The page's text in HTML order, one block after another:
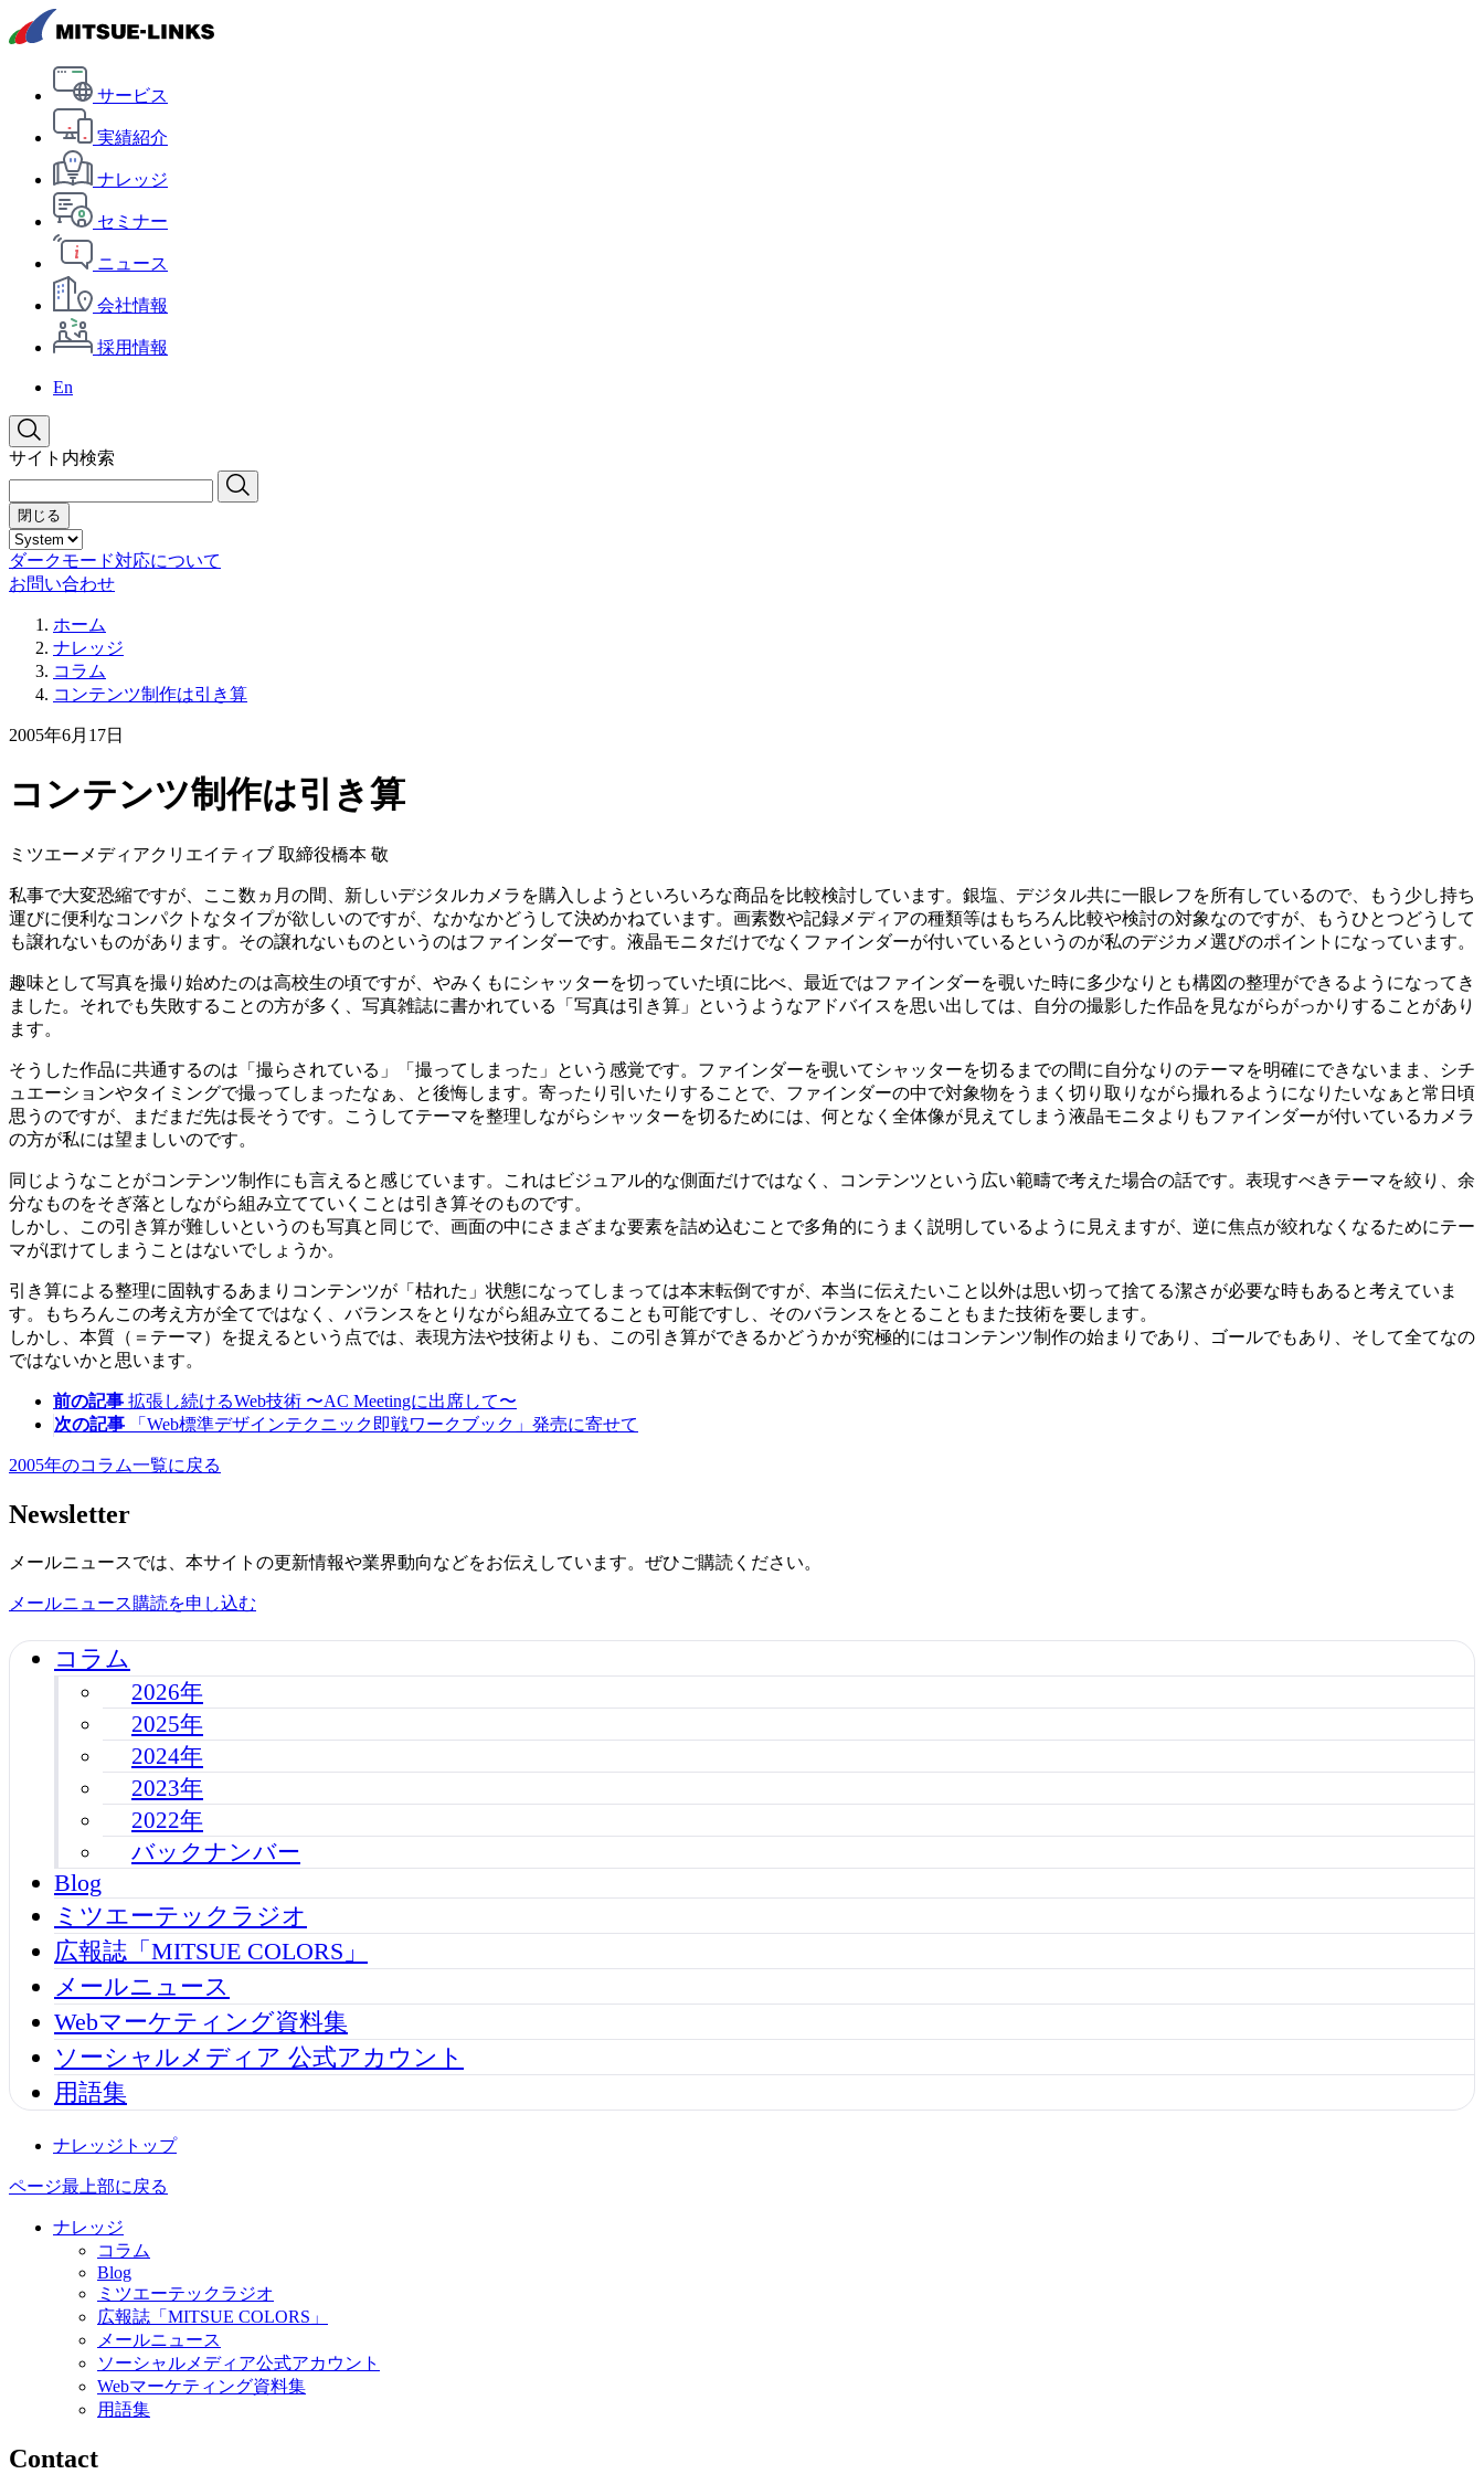
サービス
実績紹介
ナレッジ
セミナー
ニュース
会社情報
採用情報
En
サイト内検索
閉じる
ダークモード対応について
お問い合わせ
ホーム
ナレッジ
コラム
コンテンツ制作は引き算
2005年6月17日
コンテンツ制作は引き算
ミツエーメディアクリエイティブ 取締役橋本 敬
私事で大変恐縮ですが、ここ数ヵ月の間、新しいデジタルカメラを購入しようといろいろな商品を比較検討しています。銀塩、デジタル共に一眼レフを所有しているので、もう少し持ち
運びに便利なコンパクトなタイプが欲しいのですが、なかなかどうして決めかねています。画素数や記録メディアの種類等はもちろん比較や検討の対象なのですが、もうひとつどうして
も譲れないものがあります。その譲れないものというのはファインダーです。液晶モニタだけでなくファインダーが付いているというのが私のデジカメ選びのポイントになっています。
趣味として写真を撮り始めたのは高校生の頃ですが、やみくもにシャッターを切っていた頃に比べ、最近ではファインダーを覗いた時に多少なりとも構図の整理ができるようになってき
ました。それでも失敗することの方が多く、写真雑誌に書かれている「写真は引き算」というようなアドバイスを思い出しては、自分の撮影した作品を見ながらがっかりすることがあり
ます。
そうした作品に共通するのは「撮らされている」「撮ってしまった」という感覚です。ファインダーを覗いてシャッターを切るまでの間に自分なりのテーマを明確にできないまま、シチ
ュエーションやタイミングで撮ってしまったなぁ、と後悔します。寄ったり引いたりすることで、ファインダーの中で対象物をうまく切り取りながら撮れるようになりたいなぁと常日頃
思うのですが、まだまだ先は長そうです。こうしてテーマを整理しながらシャッターを切るためには、何となく全体像が見えてしまう液晶モニタよりもファインダーが付いているカメラ
の方が私には望ましいのです。
同じようなことがコンテンツ制作にも言えると感じています。これはビジュアル的な側面だけではなく、コンテンツという広い範疇で考えた場合の話です。表現すべきテーマを絞り、余
分なものをそぎ落としながら組み立てていくことは引き算そのものです。
しかし、この引き算が難しいというのも写真と同じで、画面の中にさまざまな要素を詰め込むことで多角的にうまく説明しているように見えますが、逆に焦点が絞れなくなるためにテー
マがぼけてしまうことはないでしょうか。
引き算による整理に固執するあまりコンテンツが「枯れた」状態になってしまっては本末転倒ですが、本当に伝えたいこと以外は思い切って捨てる潔さが必要な時もあると考えていま
す。もちろんこの考え方が全てではなく、バランスをとりながら組み立てることも可能ですし、そのバランスをとることもまた技術を要します。
しかし、本質（＝テーマ）を捉えるという点では、表現方法や技術よりも、この引き算ができるかどうかが究極的にはコンテンツ制作の始まりであり、ゴールでもあり、そして全てなの
ではないかと思います。
前の記事 拡張し続けるWeb技術 〜AC Meetingに出席して〜
次の記事
「Web標準デザインテクニック即戦ワークブック」発売に寄せて
2005年のコラム一覧に戻る
Newsletter
メールニュースでは、本サイトの更新情報や業界動向などをお伝えしています。ぜひご購読ください。
メールニュース購読を申し込む
コラム
2026年
2025年
2024年
2023年
2022年
バックナンバー
Blog
ミツエーテックラジオ
広報誌「MITSUE COLORS」
メールニュース
Webマーケティング資料集
ソーシャルメディア 公式アカウント
用語集
ナレッジトップ
ページ最上部に戻る
ナレッジ
コラム
Blog
ミツエーテックラジオ
広報誌「MITSUE COLORS」
メールニュース
ソーシャルメディア公式アカウント
Webマーケティング資料集
用語集
Contact